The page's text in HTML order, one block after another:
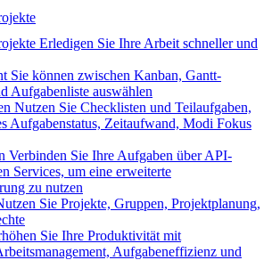
Erledigen Sie Ihre Arbeit schneller und
Sie können zwischen Kanban, Gantt-
Aufgabenliste auswählen
Nutzen Sie Checklisten und Teilaufgaben,
Aufgabenstatus, Zeitaufwand, Modi Fokus
Verbinden Sie Ihre Aufgaben über API-
Services, um eine erweiterte
zu nutzen
Sie Projekte, Gruppen, Projektplanung,
Sie Ihre Produktivität mit
Aufgabeneffizienz und